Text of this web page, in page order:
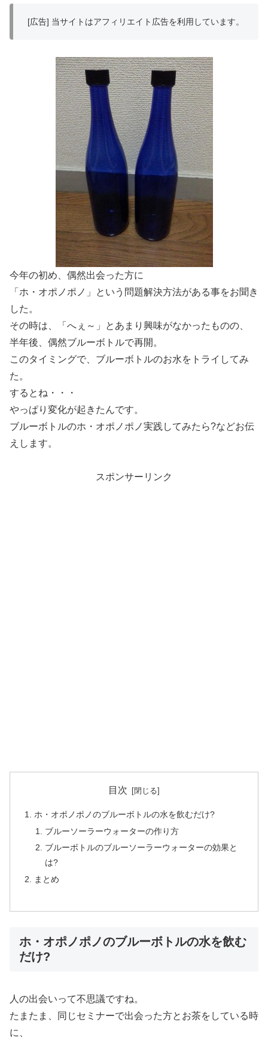
[広告] 当サイトはアフィリエイト広告を利用しています。
今年の初め、偶然出会った方に
「ホ・オポノポノ」という問題解決方法がある事をお聞き
した。
その時は、「へぇ～」とあまり興味がなかったものの、
半年後、偶然ブルーボトルで再開。
このタイミングで、ブルーボトルのお水をトライしてみ
た。
するとね・・・
やっぱり変化が起きたんです。
ブルーボトルのホ・オポノポノ実践してみたら?などお伝
えします。
スポンサーリンク
目次
ホ・オポノポノのブルーボトルの水を飲むだけ?
ブルーソーラーウォーターの作り方
ブルーボトルのブルーソーラーウォーターの効果と
は?
まとめ
ホ・オポノポノのブルーボトルの水を飲む
だけ?
人の出会いって不思議ですね。
たまたま、同じセミナーで出会った方とお茶をしている時
に、